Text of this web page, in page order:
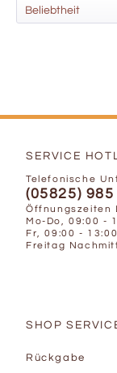
SERVICE
Telefonische
(05825)
Öffnungszeiten
Mo-Do, 09:00 -
Fr, 09:00 -
Freitag
SHOP
Rückgabe